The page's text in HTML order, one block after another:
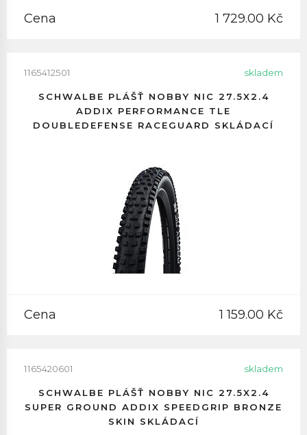
Cena 1 729.00 Kč
1165412501 skladem
SCHWALBE PLÁŠŤ NOBBY NIC 27.5X2.4
ADDIX PERFORMANCE TLE
DOUBLEDEFENSE RACEGUARD SKLÁDACÍ
Cena 1 159.00 Kč
1165420601 skladem
SCHWALBE PLÁŠŤ NOBBY NIC 27.5X2.4
SUPER GROUND ADDIX SPEEDGRIP BRONZE
SKIN SKLÁDACÍ